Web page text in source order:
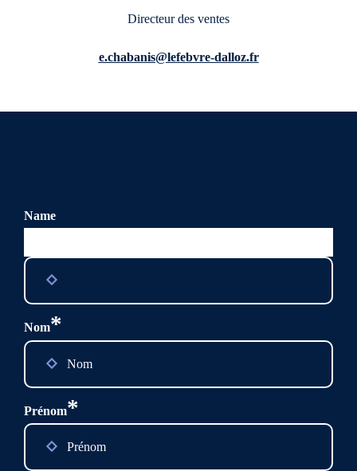
Directeur des ventes
e.chabanis@lefebvre-dalloz.fr
Name
Nom*
Prénom*